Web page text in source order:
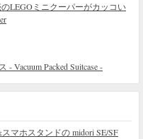
LEGOミニクーパーがカッコい
Vacuum Packed Suitcase -
マホスタンドの midori SE/SF